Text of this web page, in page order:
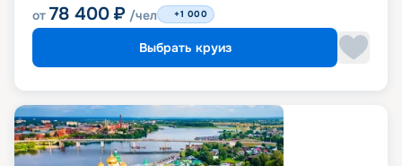
от 78 400 ₽ /чел +1 000
Выбрать круиз